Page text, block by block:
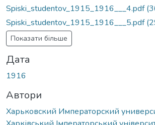
Spiski_studentov_1915_1916___4.pdf
Spiski_studentov_1915_1916___5.pdf
Показати більше
Дата
1916
Автори
Харьковский Императорский